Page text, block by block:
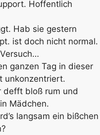
Hoffentlich
Hab sie gestern
ist doch nicht normal.
ganzen Tag in dieser
unkonzentriert.
defft bloß rum und
Mädchen.
langsam ein bißchen